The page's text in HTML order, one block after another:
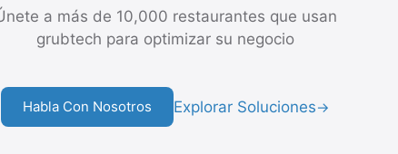
a más de 10,000 restaurantes que usan
grubtech para optimizar su negocio
Habla Con Nosotros Explorar Soluciones→